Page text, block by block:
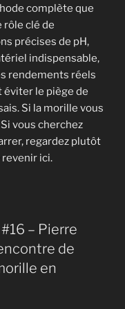
complète que
rôle clé de
précises de pH,
indispensable,
rendements réels
le piège de
Si la morille vous
vous cherchez
regardez plutôt
revenir ici.
– Pierre
de
en